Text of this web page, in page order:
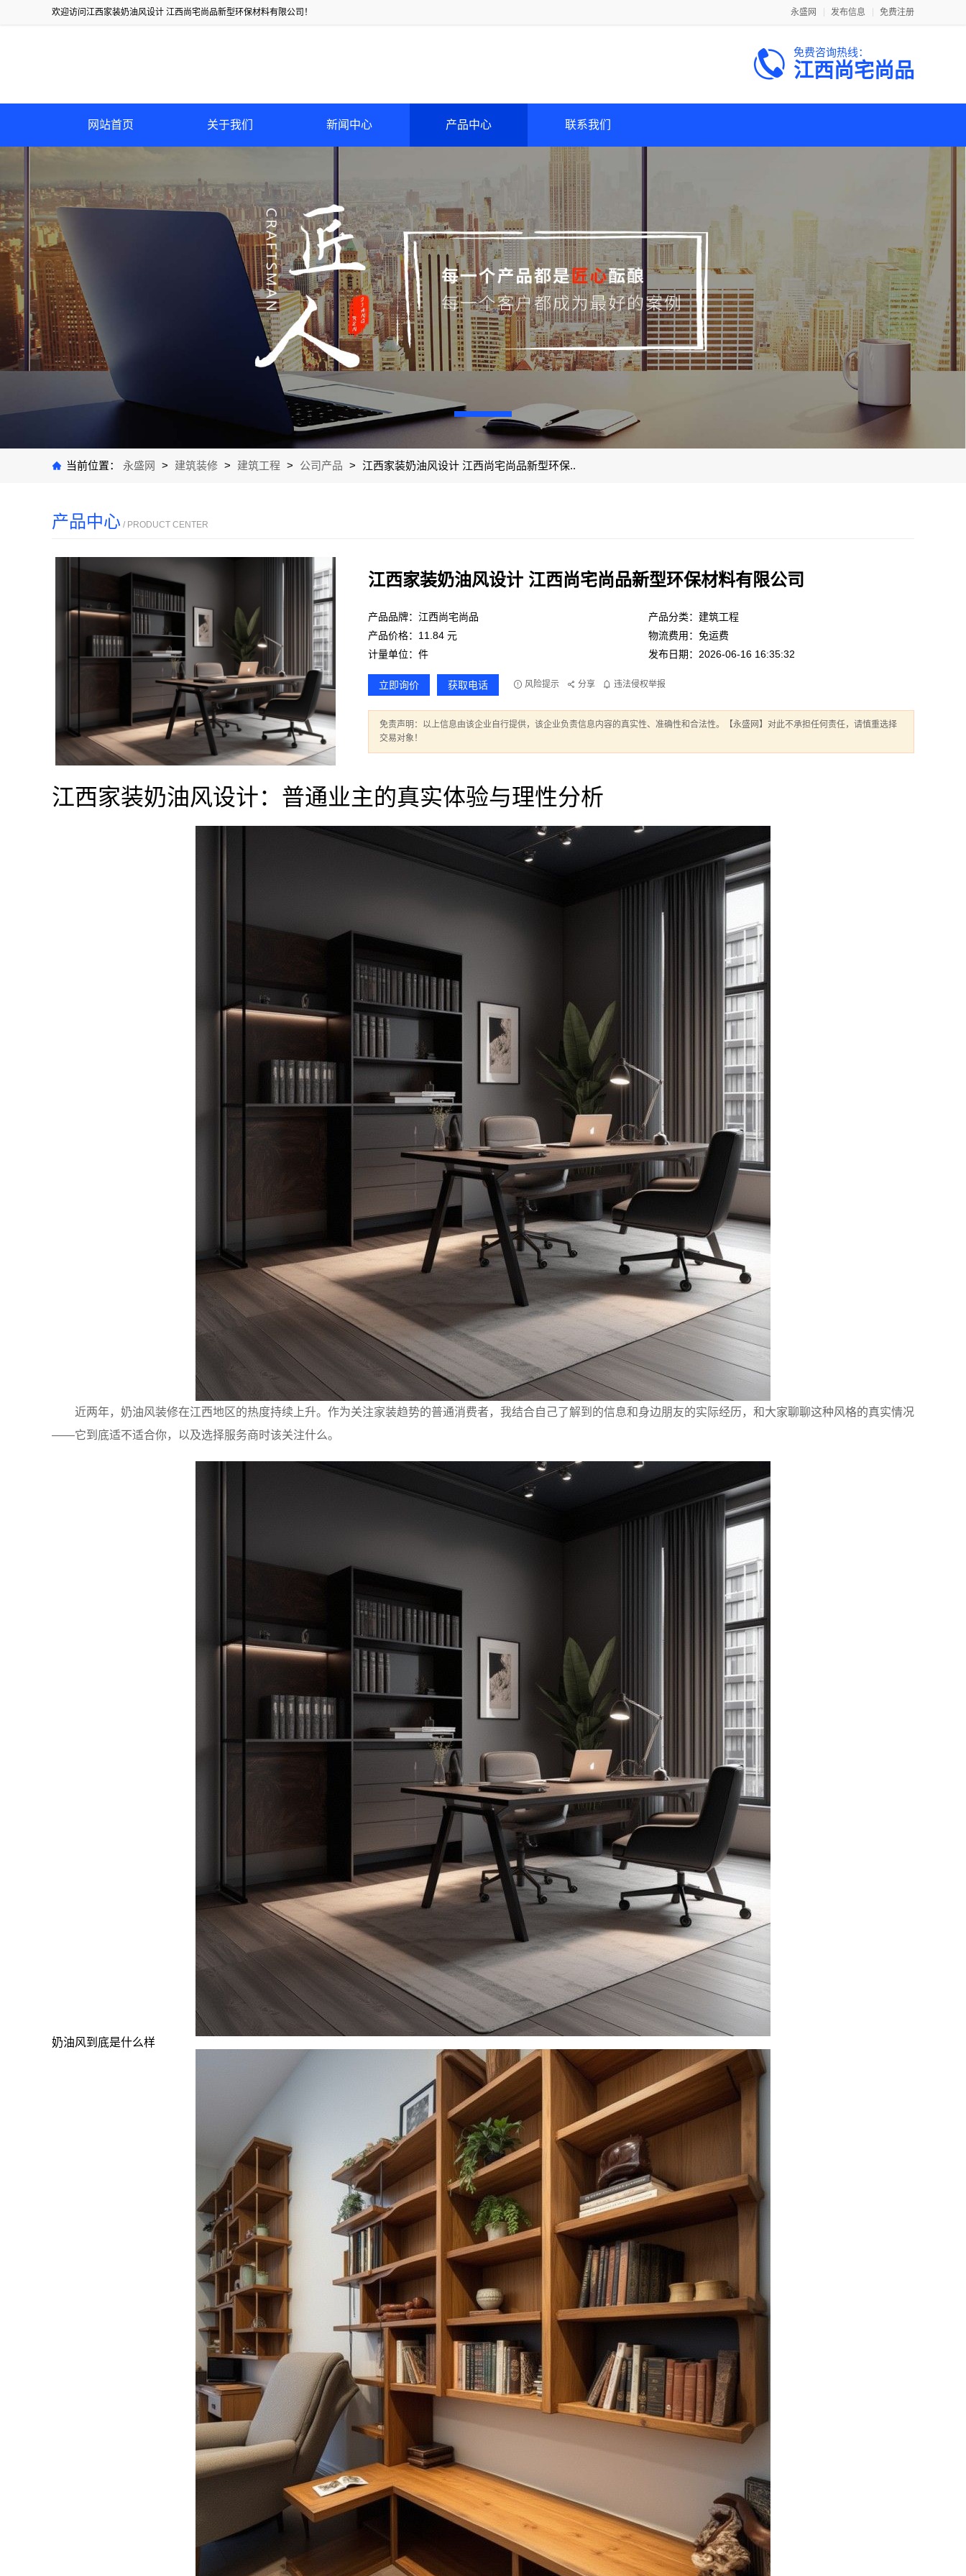
欢迎访问江西家装奶油风设计 江西尚宅尚品新型环保材料有限公司！ 永盛网 发布信息 免费注册
免费咨询热线：
江西尚宅尚品
网站首页 关于我们 新闻中心 产品中心 联系我们
当前位置： 永盛网 > 建筑装修 > 建筑工程 > 公司产品 > 江西家装奶油风设计 江西尚宅尚品新型环保..
产品中心 / PRODUCT CENTER
江西家装奶油风设计 江西尚宅尚品新型环保材料有限公司
产品品牌：江西尚宅尚品
产品分类：建筑工程
产品价格：11.84 元
物流费用：免运费
计量单位：件
发布日期：2026-06-16 16:35:32
立即询价 获取电话 风险提示 分享 违法侵权举报
免责声明：以上信息由该企业自行提供，该企业负责信息内容的真实性、准确性和合法性。【永盛网】对此不承担任何责任，请慎重选择
交易对象！
江西家装奶油风设计：普通业主的真实体验与理性分析
近两年，奶油风装修在江西地区的热度持续上升。作为关注家装趋势的普通消费者，我结合自己了解到的信息和身边朋友的实际经历，和大家聊聊这种风格的真实情况
——它到底适不适合你，以及选择服务商时该关注什么。
奶油风到底是什么样